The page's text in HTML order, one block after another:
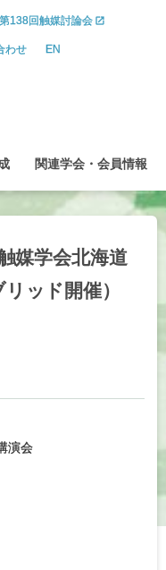
第138回触媒討論会
わせ EN
関連学会 ・ 会員情報
媒学会北海道
リッド 開催）
演会